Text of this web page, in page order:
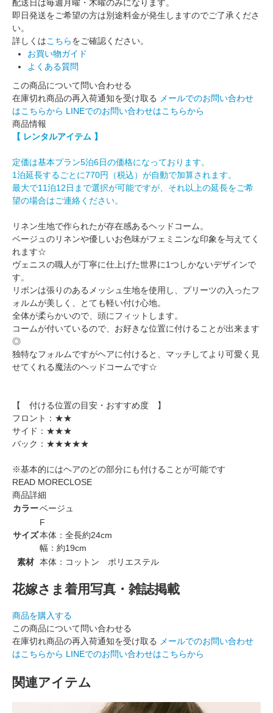
配送日は毎週月曜・木曜のみになります。
即日発送をご希望の方は別途料金が発生しますのでご了承くださ
い。
詳しくはこちらをご確認ください。
お買い物ガイド
よくある質問
この商品について問い合わせる
在庫切れ商品の再入荷通知を受け取る
メールでのお問い合わせ
はこちらから LINEでのお問い合わせはこちらから
商品情報
【 レンタルアイテム 】
定価は基本プラン5泊6日の価格になっております。
1泊延長するごとに770円（税込）が自動で加算されます。
最大で11泊12日まで選択が可能ですが、それ以上の延長をご希
望の場合はご連絡ください。
リネン生地で作られたが存在感あるヘッドコーム。
ベージュのリネンや優しいお色味がフェミニンな印象を与えてく
れます☆
ヴェニスの職人が丁寧に仕上げた世界に1つしかないデザインで
す。
リボンは張りのあるメッシュ生地を使用し、プリーツの入ったフ
ォルムが美しく、とても軽い付け心地。
全体が柔らかいので、頭にフィットします。
コームが付いているので、お好きな位置に付けることが出来ます
◎
独特なフォルムですがヘアに付けると、マッチしてより可愛く見
せてくれる魔法のヘッドコームです☆
【 付ける位置の目安・おすすめ度 】
フロント：★★
サイド：★★★
バック：★★★★★
※基本的にはヘアのどの部分にも付けることが可能です
READ MORECLOSE
商品詳細
カラーベージュ
サイズ
F
本体：全長約24cm
幅：約19cm
素材 本体：コットン ポリエステル
花嫁さま着用写真・雑誌掲載
商品を購入する
この商品について問い合わせる
在庫切れ商品の再入荷通知を受け取る
メールでのお問い合わせ
はこちらから LINEでのお問い合わせはこちらから
関連アイテム